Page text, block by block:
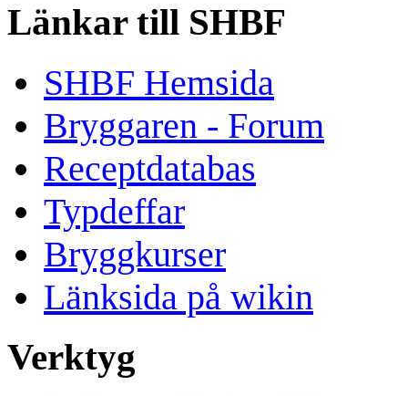
Länkar till SHBF
SHBF Hemsida
Bryggaren - Forum
Receptdatabas
Typdeffar
Bryggkurser
Länksida på wikin
Verktyg